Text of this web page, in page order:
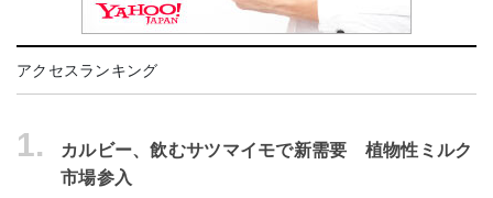
アクセスランキング
1.
カルビー、飲むサツマイモで新需要 植物性ミルク
市場参入